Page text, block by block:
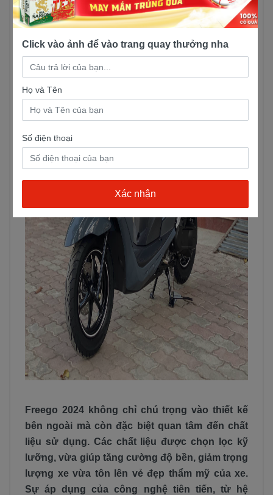
Freego 2024 không chỉ chú trọng vào thiết kế
bên ngoài mà còn đặc biệt quan tâm đến chất
liệu sử dụng. Các chất liệu được chọn lọc kỹ
lưỡng, vừa giúp tăng cường độ bền, giảm trọng
lượng xe vừa tôn lên vẻ đẹp thẩm mỹ của xe.
Sự áp dụng của công nghệ tiên tiến, từ hệ
Click vào ảnh để vào trang quay thưởng nha
Họ và Tên
Số điện thoại